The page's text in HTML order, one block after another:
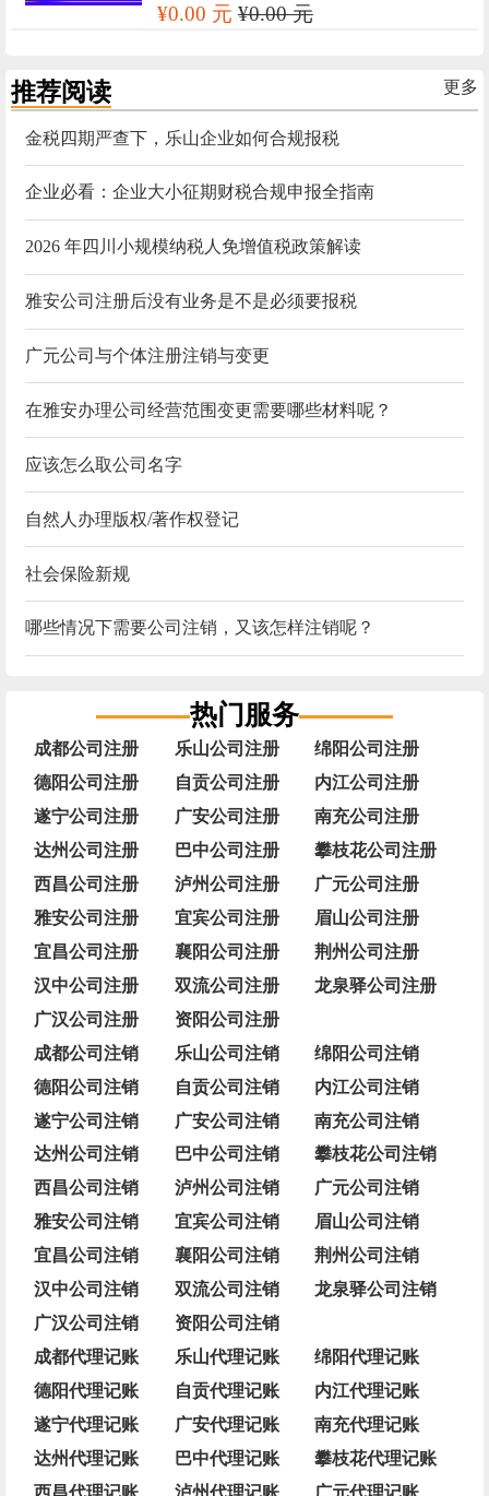
¥0.00 元¥0.00 元
更多
推荐阅读
金税四期严查下，乐山企业如何合规报税
企业必看：企业大小征期财税合规申报全指南
2026 年四川小规模纳税人免增值税政策解读
雅安公司注册后没有业务是不是必须要报税
广元公司与个体注册注销与变更
在雅安办理公司经营范围变更需要哪些材料呢？
应该怎么取公司名字
自然人办理版权/著作权登记
社会保险新规
哪些情况下需要公司注销，又该怎样注销呢？
热门服务
成都公司注册 乐山公司注册
绵阳公司注册
德阳公司注册
自贡公司注册
内江公司注册
遂宁公司注册
广安公司注册
南充公司注册
达州公司注册
巴中公司注册
攀枝花公司注册
西昌公司注册
泸州公司注册
广元公司注册
雅安公司注册
宜宾公司注册
眉山公司注册
宜昌公司注册
襄阳公司注册
荆州公司注册
汉中公司注册
双流公司注册
龙泉驿公司注册
广汉公司注册
资阳公司注册
成都公司注销
乐山公司注销
绵阳公司注销
德阳公司注销
自贡公司注销
内江公司注销
遂宁公司注销
广安公司注销
南充公司注销
达州公司注销
巴中公司注销
攀枝花公司注销
西昌公司注销
泸州公司注销
广元公司注销
雅安公司注销
宜宾公司注销
眉山公司注销
宜昌公司注销
襄阳公司注销
荆州公司注销
汉中公司注销
双流公司注销
龙泉驿公司注销
广汉公司注销
资阳公司注销
成都代理记账
乐山代理记账
绵阳代理记账
德阳代理记账
自贡代理记账
内江代理记账
遂宁代理记账
广安代理记账
南充代理记账
达州代理记账
巴中代理记账
攀枝花代理记账
西昌代理记账
泸州代理记账 广元代理记账